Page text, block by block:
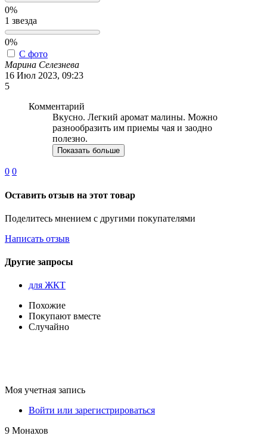
0%
1 звезда
0%
С фото
Марина Селезнева
16 Июл 2023, 09:23
5
Комментарий
Вкусно. Легкий аромат малины. Можно
разнообразить им приемы чая и заодно
полезно.
Показать больше
0 0
Оставить отзыв на этот товар
Поделитесь мнением с другими покупателями
Написать отзыв
Другие запросы
для ЖКТ
Похожие
Покупают вместе
Случайно
Моя учетная запись
Войти или зарегистрироваться
9 Монахов